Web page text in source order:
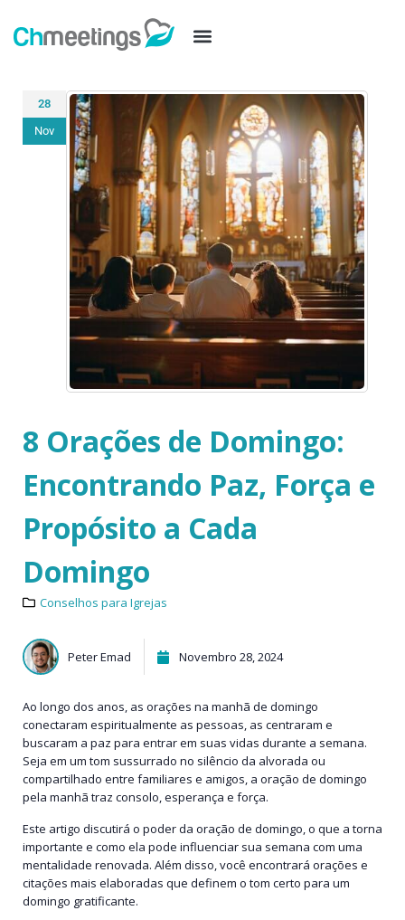
28
Nov
8 Orações de Domingo:
Encontrando Paz, Força e
Propósito a Cada
Domingo
Conselhos para Igrejas
Peter Emad Novembro 28, 2024
Ao longo dos anos, as orações na manhã de domingo
conectaram espiritualmente as pessoas, as centraram e
buscaram a paz para entrar em suas vidas durante a semana.
Seja em um tom sussurrado no silêncio da alvorada ou
compartilhado entre familiares e amigos, a oração de domingo
pela manhã traz consolo, esperança e força.
Este artigo discutirá o poder da oração de domingo, o que a torna
importante e como ela pode influenciar sua semana com uma
mentalidade renovada. Além disso, você encontrará orações e
citações mais elaboradas que definem o tom certo para um
domingo gratificante.